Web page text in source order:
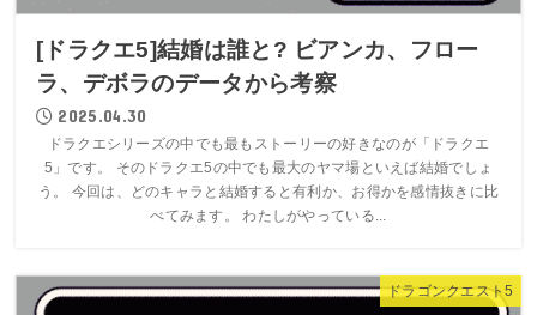
[ドラクエ5]結婚は誰と? ビアンカ、フロー
ラ、デボラのデータから考察
2025.04.30
ドラクエシリーズの中でも最もストーリーの好きなのが「ドラクエ
5」です。 そのドラクエ5の中でも最大のヤマ場といえば結婚でしょ
う。 今回は、どのキャラと結婚すると有利か、お得かを感情抜きに比
べてみます。 わたしがやっている...
ドラゴンクエスト5